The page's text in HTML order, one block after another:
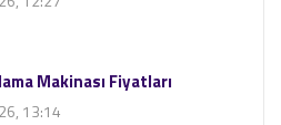
Makinası Fiyatları
13:14